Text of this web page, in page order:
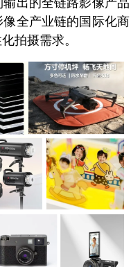
全产业链的国际化商
拍摄需求。